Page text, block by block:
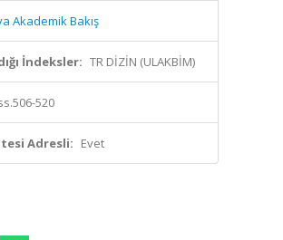
Akademik Bakış
İndeksler: TR DİZİN (ULAKBİM)
520
Adresli: Evet